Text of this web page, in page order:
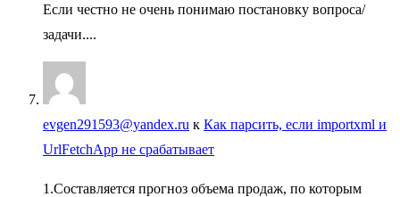
Если честно не очень понимаю постановку вопроса/
задачи....
evgen291593@yandex.ru к Как парсить, если importxml и
UrlFetchApp не срабатывает
1.Составляется прогноз объема продаж, по которым